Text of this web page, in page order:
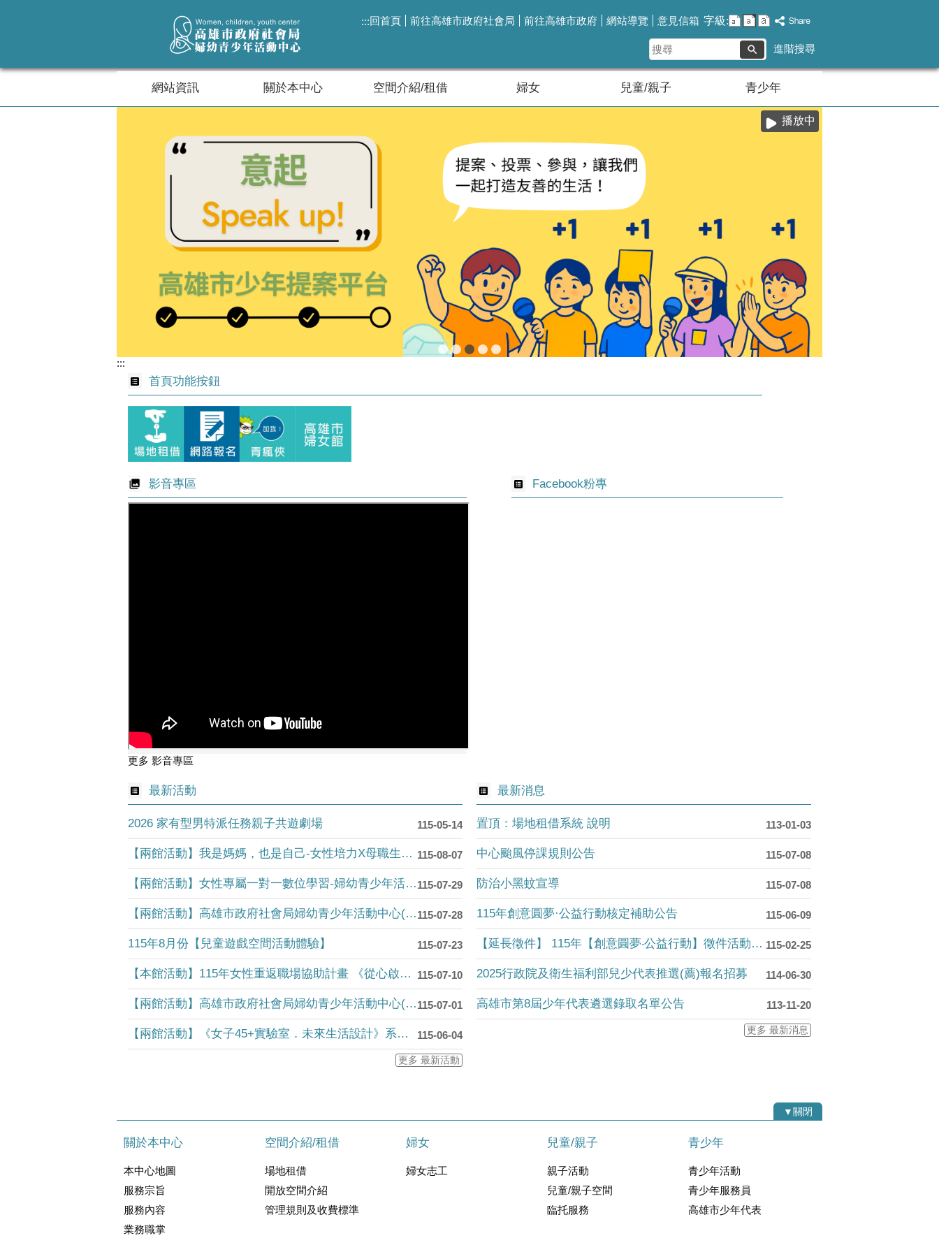
:::回首頁 前往高雄市政府社會局 前往高雄市政府 網站導覽 意見信箱 字級:
搜
尋
進階搜尋
網站資訊 關於本中心 空間介紹/租借 婦女 兒童/親子 青少年
播放中
:::
首頁功能按鈕
影音專區
更多 影音專區
Facebook粉專
最新活動
115-05-14
2026 家有型男特派任務親子共遊劇場
115-08-07
【兩館活動】我是媽媽，也是自己-女性培力X母職生命設計工作坊
115-07-29
【兩館活動】女性專屬一對一數位學習-婦幼青少年活動中心115年8月
115-07-28
【兩館活動】高雄市政府社會局婦幼青少年活動中心(婦女館)115年8月活動簡訊(7....
115-07-23
115年8月份【兒童遊戲空間活動體驗】
115-07-10
【本館活動】115年女性重返職場協助計畫 《從心啟程：找回女子的職涯座標》
115-07-01
【兩館活動】高雄市政府社會局婦幼青少年活動中心(婦女館)115年7月活動簡訊(6....
115-06-04
【兩館活動】《女子45+實驗室．未來生活設計》系列-115年7月-從身體探索實驗....
更多 最新活動
最新消息
113-01-03
置頂：場地租借系統 說明
115-07-08
中心颱風停課規則公告
115-07-08
防治小黑蚊宣導
115-06-09
115年創意圓夢·公益行動核定補助公告
115-02-25
【延長徵件】 115年【創意圓夢‧公益行動】徵件活動開跑，徵件自即日起至115/5/4止
114-06-30
2025行政院及衛生福利部兒少代表推選(薦)報名招募
113-11-20
高雄市第8屆少年代表遴選錄取名單公告
更多 最新消息
▼關閉
關於本中心
本中心地圖
服務宗旨
服務內容
業務職掌
空間介紹/租借
場地租借
開放空間介紹
管理規則及收費標準
婦女
婦女志工
兒童/親子
親子活動
兒童/親子空間
臨托服務
青少年
青少年活動
青少年服務員
高雄市少年代表